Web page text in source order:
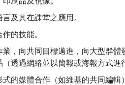
及其在課堂之應用。
的技能。
業，向共同目標邁進，向大型群體
（透過網絡並以簡報或海報方式進
式的媒體合作（如維基的共同編輯